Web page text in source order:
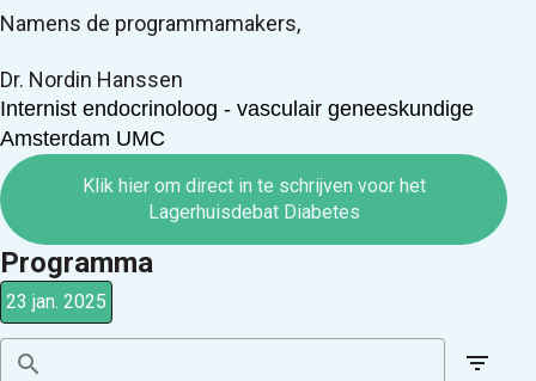
Namens de programmamakers,
Dr. Nordin Hanssen
Internist endocrinoloog - vasculair geneeskundige
Amsterdam UMC
Klik hier om direct in te schrijven voor het
Lagerhuisdebat Diabetes
Programma
23 jan. 2025